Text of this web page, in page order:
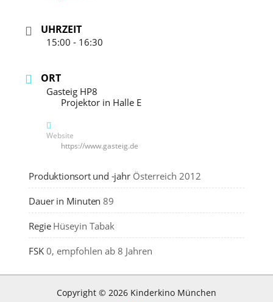
UHRZEIT
15:00 - 16:30
ORT
Gasteig HP8
Projektor in Halle E
Website
https://www.gasteig.de
Produktionsort und -jahr Österreich 2012
Dauer in Minuten 89
Regie Hüseyin Tabak
FSK 0, empfohlen ab 8 Jahren
Copyright © 2026 Kinderkino München